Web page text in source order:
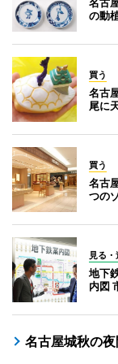
の動
買う
名古
尾に
買う
名古
つの
見る
地下
内図
名古屋城秋の夜